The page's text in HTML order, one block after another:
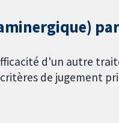
d'un autre
de jugement